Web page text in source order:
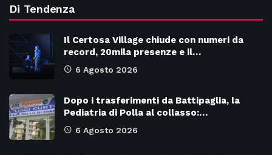
Di Tendenza
Il Certosa Village chiude con numeri da
record, 20mila presenze e il…
6 Agosto 2026
Dopo i trasferimenti da Battipaglia, la
Pediatria di Polla al collasso:…
6 Agosto 2026